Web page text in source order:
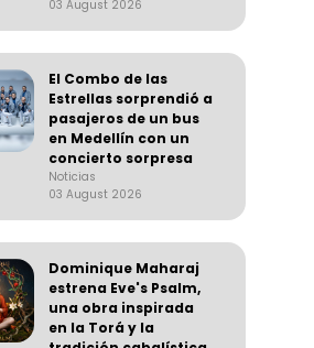
03 August 2026
El Combo de las
Estrellas sorprendió a
pasajeros de un bus
en Medellín con un
concierto sorpresa
Noticias
03 August 2026
Dominique Maharaj
estrena Eve's Psalm,
una obra inspirada
en la Torá y la